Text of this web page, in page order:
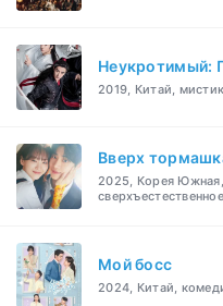
Неукротимый:
2019, Китай,
Вверх
2025, Корея
сверхъестественное
Мой босс
2024, Китай,